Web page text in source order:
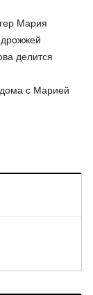
Мария
дрожжей
делится
дома с Марией